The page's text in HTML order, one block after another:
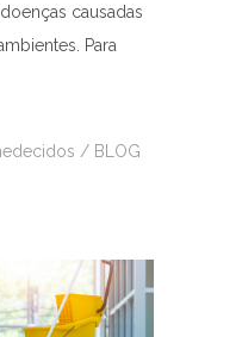
causadas
Para
/ BLOG